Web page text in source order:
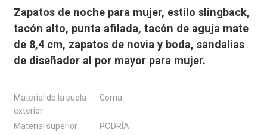
Zapatos de noche para mujer, estilo slingback,
tacón alto, punta afilada, tacón de aguja mate
de 8,4 cm, zapatos de novia y boda, sandalias
de diseñador al por mayor para mujer.
Material de la suela
exterior
Goma
Material superior
PODRÍA